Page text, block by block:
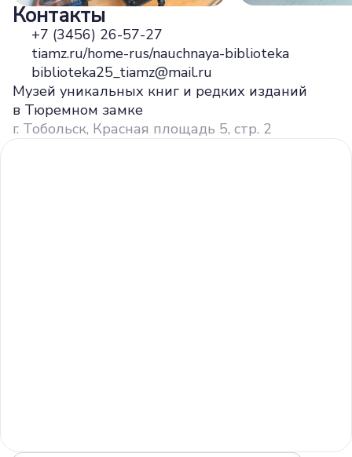
Контакты
+7 (3456) 26-57-27
tiamz.ru/home-rus/nauchnaya-biblioteka
biblioteka25_tiamz@mail.ru
Музей уникальных книг и редких изданий
в Тюремном замке
г. Тобольск, Красная площадь 5, стр. 2